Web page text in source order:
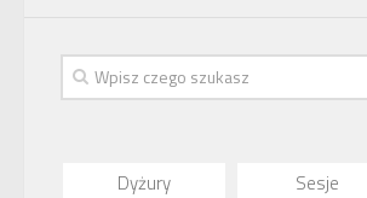
Dyżury Sesje